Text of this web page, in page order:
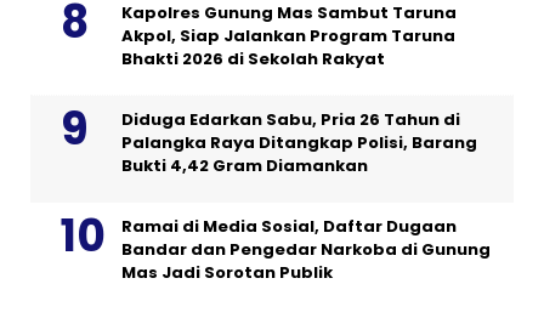
Kapolres Gunung Mas Sambut Taruna
Akpol, Siap Jalankan Program Taruna
Bhakti 2026 di Sekolah Rakyat
Diduga Edarkan Sabu, Pria 26 Tahun di
Palangka Raya Ditangkap Polisi, Barang
Bukti 4,42 Gram Diamankan
Ramai di Media Sosial, Daftar Dugaan
Bandar dan Pengedar Narkoba di Gunung
Mas Jadi Sorotan Publik